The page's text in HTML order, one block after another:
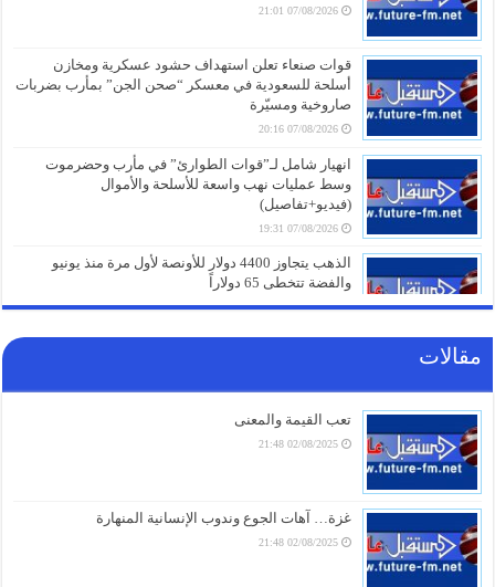
07/08/2026 21:01
قوات صنعاء تعلن استهداف حشود عسكرية ومخازن
أسلحة للسعودية في معسكر “صحن الجن” بمأرب بضربات
صاروخية ومسيّرة
07/08/2026 20:16
انهيار شامل لـ”قوات الطوارئ” في مأرب وحضرموت
وسط عمليات نهب واسعة للأسلحة والأموال
(فيديو+تفاصيل)
07/08/2026 19:31
الذهب يتجاوز 4400 دولار للأونصة لأول مرة منذ يونيو
والفضة تتخطى 65 دولاراً
07/08/2026 19:01
مقالات
تعب القيمة والمعنى
02/08/2025 21:48
غزة… آهات الجوع وندوب الإنسانية المنهارة
02/08/2025 21:48